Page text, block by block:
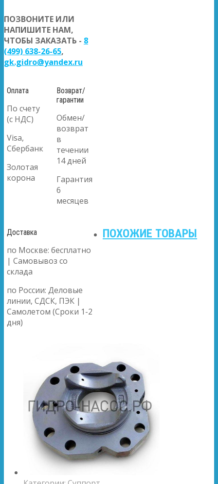
ПОЗВОНИТЕ ИЛИ
НАПИШИТЕ НАМ,
ЧТОБЫ ЗАКАЗАТЬ - 8
(499) 638-26-65,
gk.gidro@yandex.ru
Оплата
По счету
(с НДС)
Visa,
Сбербанк
Золотая
корона
Возврат/
гарантии
Обмен/
возврат
в
течении
14 дней
Гарантия
6
месяцев
Доставка
по Москве: бесплатно
| Самовывоз со
склада
по России: Деловые
линии, СДСК, ПЭК |
Самолетом (Сроки 1-2
дня)
ПОХОЖИЕ ТОВАРЫ